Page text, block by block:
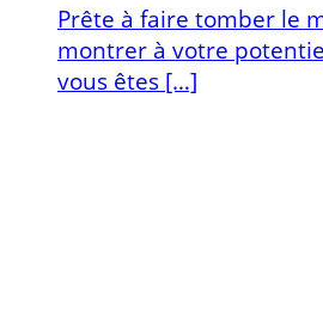
Prête à faire tomber le
montrer à votre
vous êtes […]